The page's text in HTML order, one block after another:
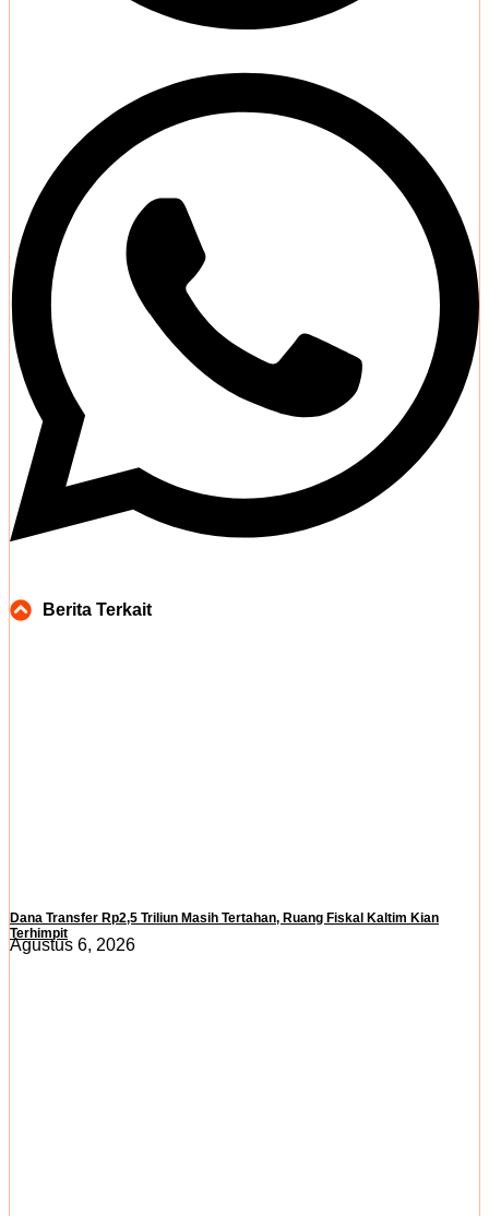
Berita Terkait
Dana Transfer Rp2,5 Triliun Masih Tertahan, Ruang Fiskal Kaltim Kian
Terhimpit
Agustus 6, 2026